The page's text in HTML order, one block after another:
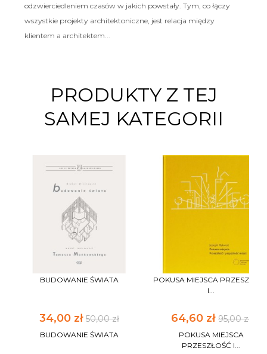
odzwierciedleniem czasów w jakich powstały. Tym, co łączy
wszystkie projekty architektoniczne, jest relacja między
klientem a architektem...
PRODUKTY Z TEJ
SAMEJ KATEGORII
BUDOWANIE ŚWIATA
34,00 zł 50,00 zł
BUDOWANIE ŚWIATA
POKUSA MIEJSCA
I...
64,60 zł 95,00 zł
POKUSA MIEJSCA
PRZESZŁOŚĆ I...